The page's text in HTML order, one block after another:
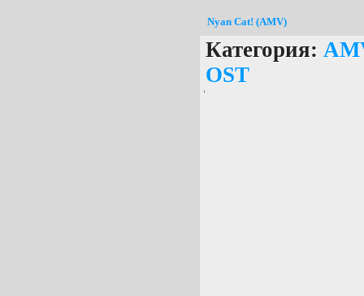
Nyan Cat! (AMV)
Категория:
OST